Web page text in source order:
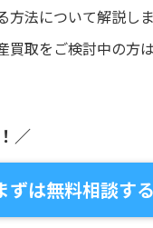
法について解説しま
取をご検討中の方
／
ずは無料相談する